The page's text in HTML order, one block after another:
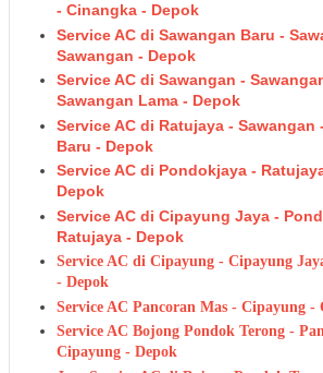
- Cinangka - Depok
Service AC di Sawangan Baru -
Sawangan - Depok
Service AC di Sawangan -
Sawangan Lama - Depok
Service AC di Ratujaya - Sawangan
Baru - Depok
Service AC di Pondokjaya -
Depok
Service AC di Cipayung Jaya -
Ratujaya - Depok
Service AC di Cipayung - Cipayung
- Depok
Service AC Pancoran Mas - Cipayung -
Service AC Bojong Pondok Terong -
Cipayung - Depok